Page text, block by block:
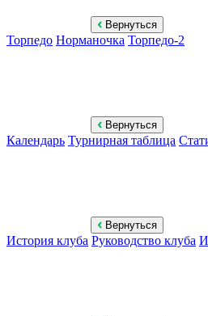
Вернуться
Торпедо Норманочка Торпедо-2
Вернуться
Календарь Турнирная таблица
Вернуться
История клуба Руководство клуба